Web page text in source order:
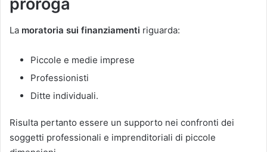
La moratoria sui finanziamenti riguarda:
Piccole e medie imprese
Professionisti
Ditte individuali.
Risulta pertanto essere un supporto nei confronti dei
soggetti professionali e imprenditoriali di piccole